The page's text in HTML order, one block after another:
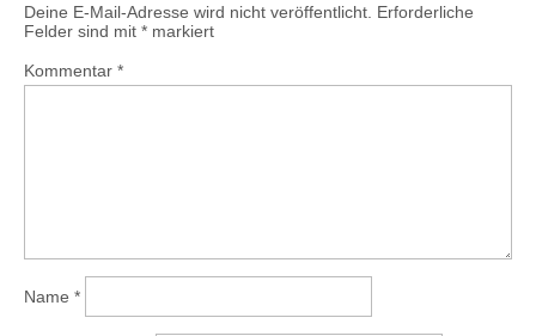
Deine E-Mail-Adresse wird nicht veröffentlicht. Erforderliche
Felder sind mit * markiert
Kommentar *
Name *